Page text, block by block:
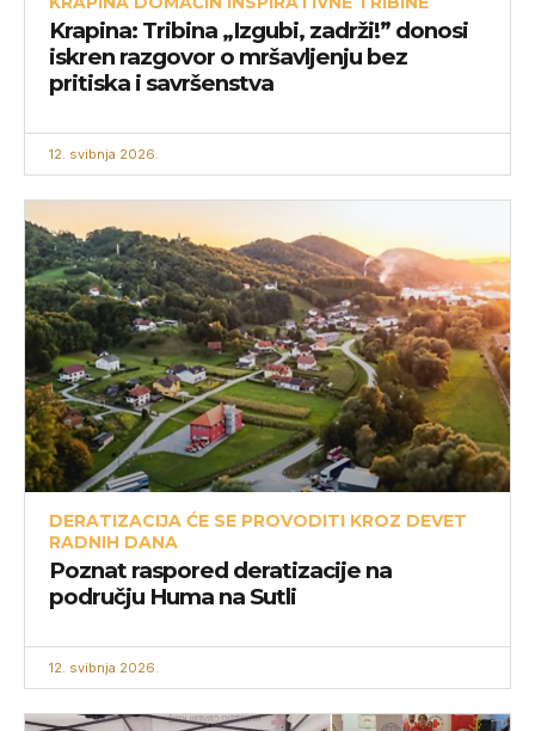
Krapina: Tribina „Izgubi, zadrži!” donosi
iskren razgovor o mršavljenju bez
pritiska i savršenstva
12. svibnja 2026.
DERATIZACIJA ĆE SE PROVODITI KROZ DEVET
RADNIH DANA
Poznat raspored deratizacije na
području Huma na Sutli
12. svibnja 2026.